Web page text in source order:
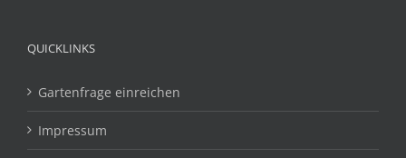
QUICKLINKS
Gartenfrage einreichen
Impressum